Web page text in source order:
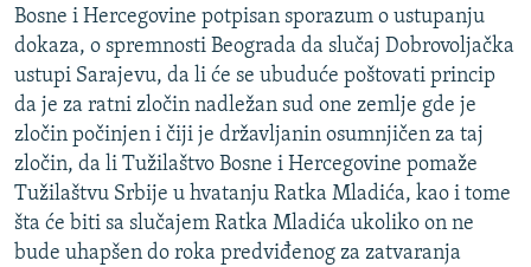
Bosne i Hercegovine potpisan sporazum o ustupanju
dokaza, o spremnosti Beograda da slučaj Dobrovoljačka
ustupi Sarajevu, da li će se ubuduće poštovati princip
da je za ratni zločin nadležan sud one zemlje gde je
zločin počinjen i čiji je državljanin osumnjičen za taj
zločin, da li Tužilaštvo Bosne i Hercegovine pomaže
Tužilaštvu Srbije u hvatanju Ratka Mladića, kao i tome
šta će biti sa slučajem Ratka Mladića ukoliko on ne
bude uhapšen do roka predviđenog za zatvaranja